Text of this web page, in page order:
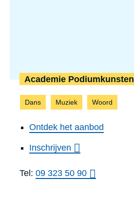
Academie Podiumkunsten
Dans Muziek Woord
Ontdek het aanbod
Inschrijven
Tel: 09 323 50 90